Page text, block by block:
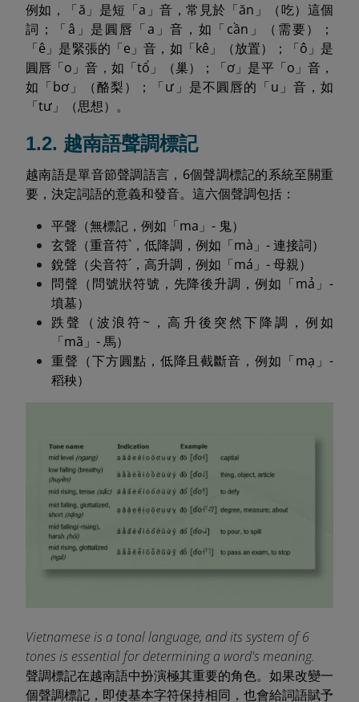
例如，「ă」是短「a」音，常見於「ăn」（吃）這個
詞；「â」是圓唇「a」音，如「cần」（需要）；
「ê」是緊張的「e」音，如「kê」（放置）；「ô」是
圓唇「o」音，如「tổ」（巢）；「ơ」是平「o」音，
如「bơ」（酪梨）；「ư」是不圓唇的「u」音，如
「tư」（思想）。
1.2. 越南語聲調標記
越南語是單音節聲調語言，6個聲調標記的系統至關重
要，決定詞語的意義和發音。這六個聲調包括：
平聲（無標記，例如「ma」- 鬼）
玄聲（重音符`，低降調，例如「mà」- 連接詞）
銳聲（尖音符´，高升調，例如「má」- 母親）
問聲（問號狀符號，先降後升調，例如「mả」-
墳墓）
跌聲（波浪符~，高升後突然下降調，例如
「mã」- 馬）
重聲（下方圓點，低降且截斷音，例如「mạ」-
稻秧）
Vietnamese is a tonal language, and its system of 6
tones is essential for determining a word's meaning.
聲調標記在越南語中扮演極其重要的角色。如果改變一
個聲調標記，即使基本字符保持相同，也會給詞語賦予